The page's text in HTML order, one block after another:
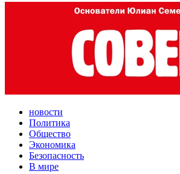
новости
Политика
Общество
Экономика
Безопасность
В мире